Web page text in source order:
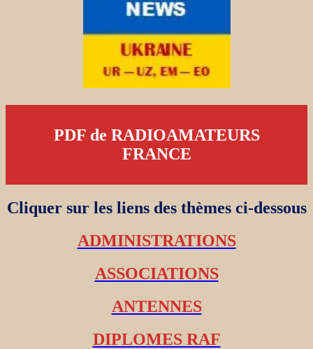
PDF de RADIOAMATEURS
FRANCE
Cliquer sur les liens des thèmes ci-dessous
ADMINISTRATIONS
ASSOCIATIONS
ANTENNES
DIPLOMES RAF